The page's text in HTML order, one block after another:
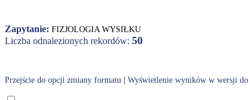
Zapytanie: FIZJOLOGIA WYSIŁKU
Liczba odnalezionych rekordów: 50
Przejście do opcji zmiany formatu Wyświetlenie wyników w wersji do